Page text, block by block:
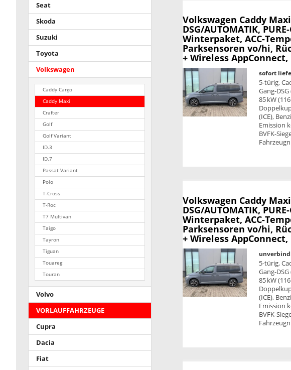
Volkswagen Caddy Maxi
DSG/AUTOMATIK,
Winterpaket, ACC-
Parksensoren vo/hi,
+ Wireless
sofort
5-türig,
Gang-
85 kW
(ICE),
Emission
BVFK-
Volkswagen Caddy Maxi
DSG/AUTOMATIK,
Winterpaket, ACC-
Parksensoren vo/hi,
+ Wireless
5-türig,
Gang-
85 kW
(ICE),
Emission
BVFK-
Seat
Skoda
Suzuki
Toyota
Volkswagen
Caddy Cargo
Caddy Maxi
Crafter
Golf
Golf Variant
ID.3
ID.7
Passat Variant
Polo
T-Cross
T-Roc
T7 Multivan
Taigo
Tayron
Tiguan
Touareg
Touran
Volvo
VORLAUFFAHRZEUGE
Cupra
Dacia
Fiat